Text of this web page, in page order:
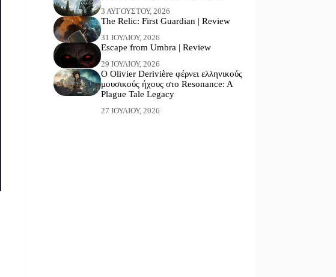
3 ΑΥΓΟΎΣΤΟΥ, 2026
The Relic: First Guardian | Review
31 ΙΟΥΛΊΟΥ, 2026
Escape from Umbra | Review
29 ΙΟΥΛΊΟΥ, 2026
Ο Olivier Derivière φέρνει ελληνικούς
μουσικούς ήχους στο Resonance: A
Plague Tale Legacy
27 ΙΟΥΛΊΟΥ, 2026